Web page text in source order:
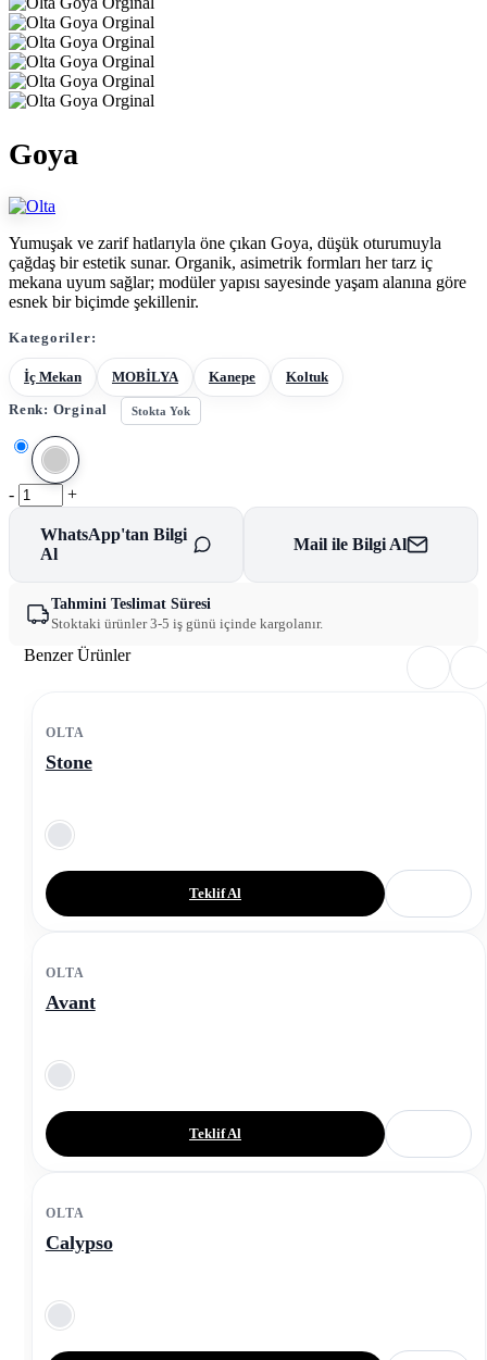
Goya
Yumuşak ve zarif hatlarıyla öne çıkan Goya, düşük oturumuyla
çağdaş bir estetik sunar. Organik, asimetrik formları her tarz iç
mekana uyum sağlar; modüler yapısı sayesinde yaşam alanına göre
esnek bir biçimde şekillenir.
Kategoriler:
İç Mekan MOBİLYA Kanepe
Koltuk
Renk: Orginal Stokta Yok
- +
WhatsApp'tan Bilgi
Al
Mail ile Bilgi Al
Tahmini Teslimat Süresi
Stoktaki ürünler 3-5 iş günü içinde kargolanır.
Benzer Ürünler
OLTA
Stone
Teklif Al
OLTA
Avant
Teklif Al
OLTA
Calypso